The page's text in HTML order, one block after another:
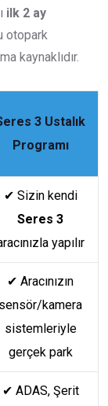
ilk 2 ay
otopark
kaynaklıdır.
3 Ustalık
Programı
✔ Sizin kendi
Seres 3
yapılır
✔ Aracınızın
sensör/kamera
sistemleriyle
gerçek park
✔ ADAS, Şerit